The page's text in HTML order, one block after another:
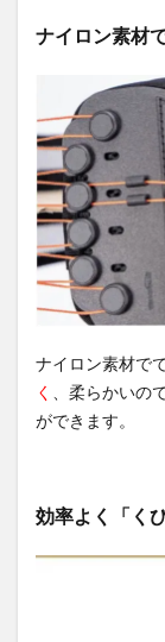
ナイロン素材
ナイロン素材で
く
、柔らかいの
ができます。
効率よく「く